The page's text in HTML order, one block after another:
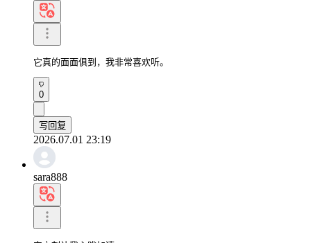
它真的面面俱到，我非常喜欢听。
0
写回复
2026.07.01 23:19
sara888